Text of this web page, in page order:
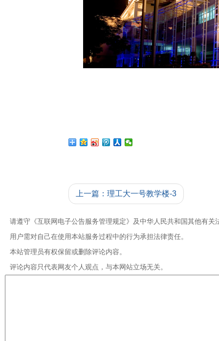
上一篇：理工大一号教学楼-3
请遵守《互联网电子公告服务管理规定》及中华人民共和国其他有关
用户需对自己在使用本站服务过程中的行为承担法律责任。
本站管理员有权保留或删除评论内容。
评论内容只代表网友个人观点，与本网站立场无关。